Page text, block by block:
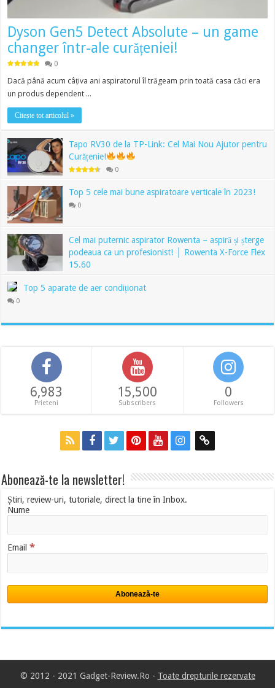
Dyson Gen5 Detect Absolute – un game
changer într-ale curățeniei!
0
Dacă până acum câțiva ani aspiratorul îl trăgeam prin toată casa căci era
un produs dependent …
Citește tot articolul »
Tapo RV30 de la TP-Link: Cel Mai Nou Ajutor pentru
Curățenie!
0
Top 5 cele mai bune aspiratoare verticale în 2023!
0
Cel mai puternic aspirator Rowenta – aspiră și șterge
podeaua ca un profesionist! │ Rowenta X-Force Flex
15.60
Top 5 aparate de aer condiționat
0
6,983
Prieteni
15,500
Subscribers
0
Followers
Abonează-te la newsletter!
Știri, review-uri, tutoriale, direct la tine în Inbox.
Nume
Email*
© 2012 - 2021 Gadget-Review.Ro - Toate drepturile rezervate